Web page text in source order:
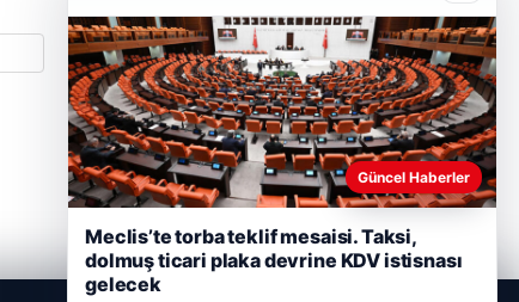
Güncel Haberler
Meclis’te torba teklif mesaisi. Taksi,
dolmuş ticari plaka devrine KDV istisnası
gelecek